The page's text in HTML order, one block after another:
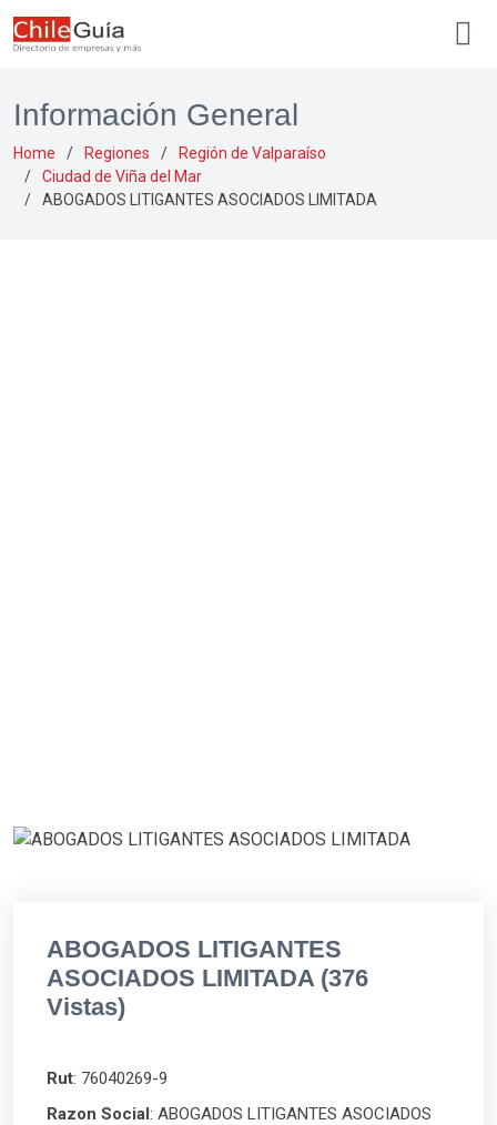
Información General
Home Regiones
Región de Valparaíso
Ciudad de Viña del Mar
ABOGADOS LITIGANTES ASOCIADOS LIMITADA
ABOGADOS LITIGANTES
ASOCIADOS LIMITADA (376
Vistas)
Rut: 76040269-9
Razon Social: ABOGADOS LITIGANTES ASOCIADOS